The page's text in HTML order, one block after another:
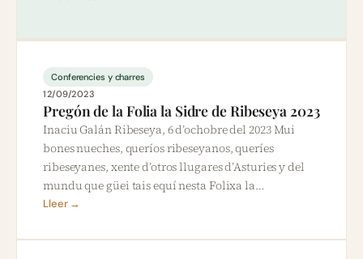
Conferencies y charres
12/09/2023
Pregón de la Folia la Sidre de Ribeseya 2023
Inaciu Galán Ribeseya, 6 d’ochobre del 2023 Mui
bones nueches, queríos ribeseyanos, queríes
ribeseyanes, xente d’otros llugares d’Asturies y del
mundu que güei tais equí nesta Folixa la…
Lleer →